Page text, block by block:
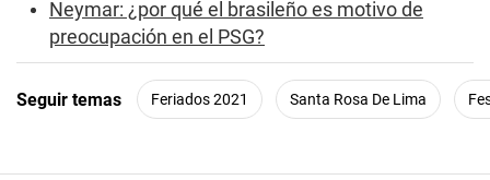
Neymar: ¿por qué el brasileño es motivo de
preocupación en el PSG?
Seguir temas Feriados 2021 Santa Rosa De Lima